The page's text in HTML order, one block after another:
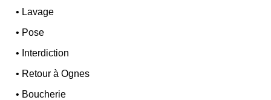
• Lavage
• Pose
• Interdiction
• Retour à Ognes
• Boucherie